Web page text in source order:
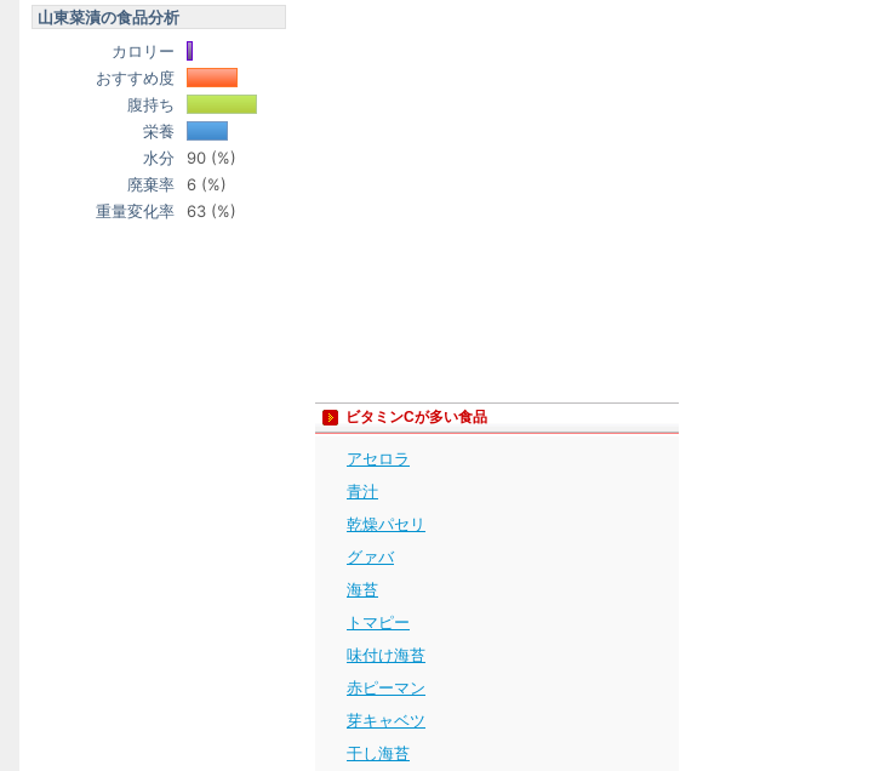
山東菜漬の食品分析
カロリー
おすすめ度
腹持ち
栄養
水分
90 (%)
廃棄率
6 (%)
重量変化率
63 (%)
ビタミンCが多い食品
アセロラ
青汁
乾燥パセリ
グァバ
海苔
トマピー
味付け海苔
赤ピーマン
芽キャベツ
干し海苔